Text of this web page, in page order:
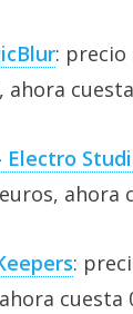
:
ahora
ahora
:
cuesta